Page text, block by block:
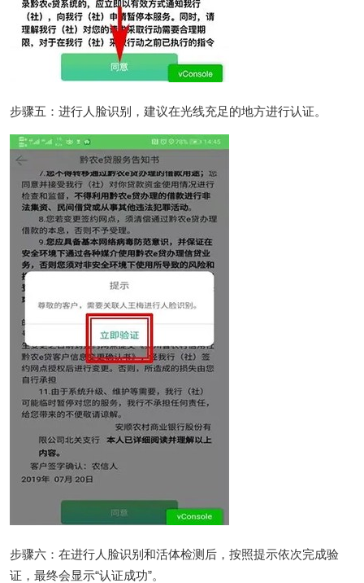
步骤五：进行人脸识别，建议在光线充足的地方进行认证。
步骤六：在进行人脸识别和活体检测后，按照提示依次完成验
证，最终会显示“认证成功”。